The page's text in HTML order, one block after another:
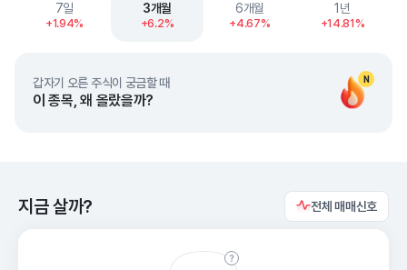
7일
+1.94%
3개월
+6.2%
6개월
+4.67%
1년
+14.81%
N
갑자기 오른 주식이 궁금할 때
이 종목, 왜 올랐을까?
지금 살까? 전체 매매신호